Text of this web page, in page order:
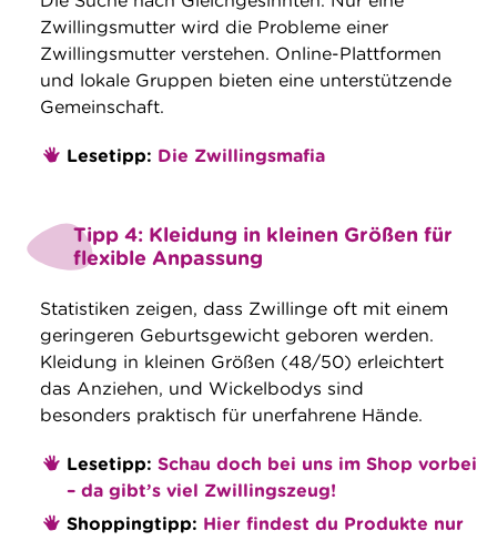
Zwillingsmutter wird die Probleme einer
Zwillingsmutter verstehen. Online-Plattformen
und lokale Gruppen bieten eine unterstützende
Gemeinschaft.
Lesetipp: Die Zwillingsmafia
Tipp 4: Kleidung in kleinen Größen für
flexible Anpassung
Statistiken zeigen, dass Zwillinge oft mit einem
geringeren Geburtsgewicht geboren werden.
Kleidung in kleinen Größen (48/50) erleichtert
das Anziehen, und Wickelbodys sind
besonders praktisch für unerfahrene Hände.
Lesetipp: Schau doch bei uns im Shop vorbei
– da gibt’s viel Zwillingszeug!
Shoppingtipp: Hier findest du Produkte nur